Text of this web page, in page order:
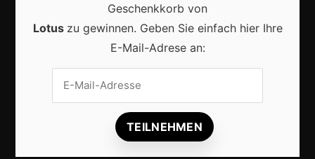
Lokale Suchmaschinenoptimierung bleibt der
Schlüssel für mehr regionale Kunden
Geschenkkorb von
Lotus zu gewinnen. Geben Sie einfach hier Ihre
E-Mail-Adrese an: